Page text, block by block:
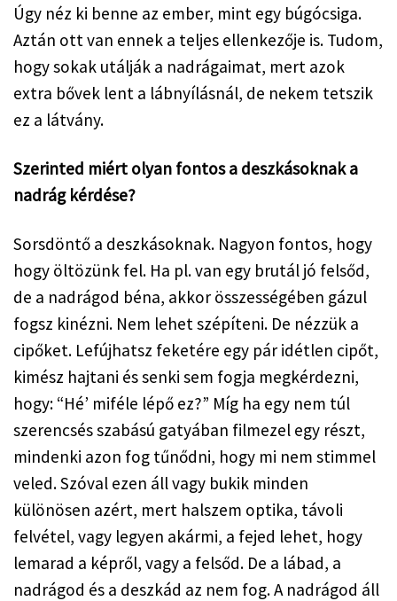
Úgy néz ki benne az ember, mint egy búgócsiga.
Aztán ott van ennek a teljes ellenkezője is. Tudom,
hogy sokak utálják a nadrágaimat, mert azok
extra bővek lent a lábnyílásnál, de nekem tetszik
ez a látvány.
Szerinted miért olyan fontos a deszkásoknak a
nadrág kérdése?
Sorsdöntő a deszkásoknak. Nagyon fontos, hogy
hogy öltözünk fel. Ha pl. van egy brutál jó felsőd,
de a nadrágod béna, akkor összességében gázul
fogsz kinézni. Nem lehet szépíteni. De nézzük a
cipőket. Lefújhatsz feketére egy pár idétlen cipőt,
kimész hajtani és senki sem fogja megkérdezni,
hogy: “Hé’ miféle lépő ez?” Míg ha egy nem túl
szerencsés szabású gatyában filmezel egy részt,
mindenki azon fog tűnődni, hogy mi nem stimmel
veled. Szóval ezen áll vagy bukik minden
különösen azért, mert halszem optika, távoli
felvétel, vagy legyen akármi, a fejed lehet, hogy
lemarad a képről, vagy a felsőd. De a lábad, a
nadrágod és a deszkád az nem fog. A nadrágod áll